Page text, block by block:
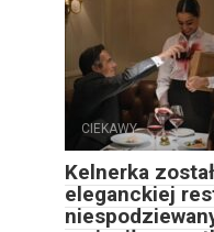
CIEKAWY
Kelnerka
eleganckiej